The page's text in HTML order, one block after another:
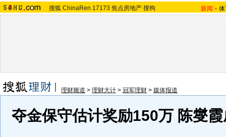
搜狐 ChinaRen 17173 焦点房地产 搜狗 新闻 -
理财频道 > 理财大计 > 冠军理财 > 媒体报道
夺金保守估计奖励150万 陈燮